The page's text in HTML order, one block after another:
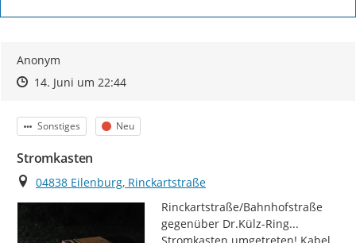
Anonym
Zeitpunkt des Erstellens
Zeitpunkt des Erstellens
14. Juni um 22:44Zur Äußerung
Kategorie
Sonstiges Status
Neu
Stromkasten
Ort
04838 Eilenburg, Rinckartstraße
Rinckartstraße/Bahnhofstraße
gegenüber Dr.Külz-Ring...